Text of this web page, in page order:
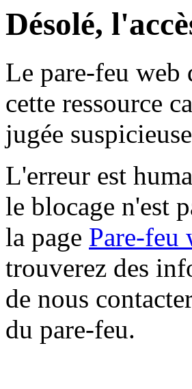
Désolé,
Le pare-feu web
cette ressource
jugée
L'erreur est
le blocage n'est
la page Pare-feu
trouverez des
de nous
du pare-feu.